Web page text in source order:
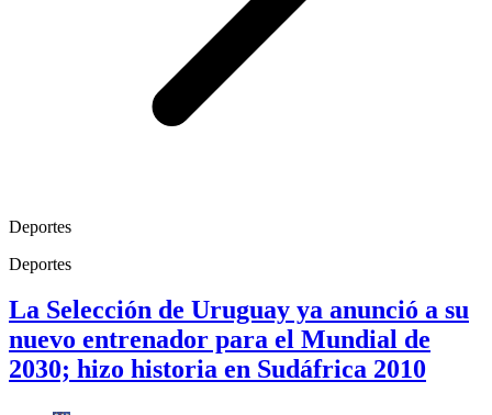
Deportes
Deportes
La Selección de Uruguay ya anunció a su
nuevo entrenador para el Mundial de
2030; hizo historia en Sudáfrica 2010